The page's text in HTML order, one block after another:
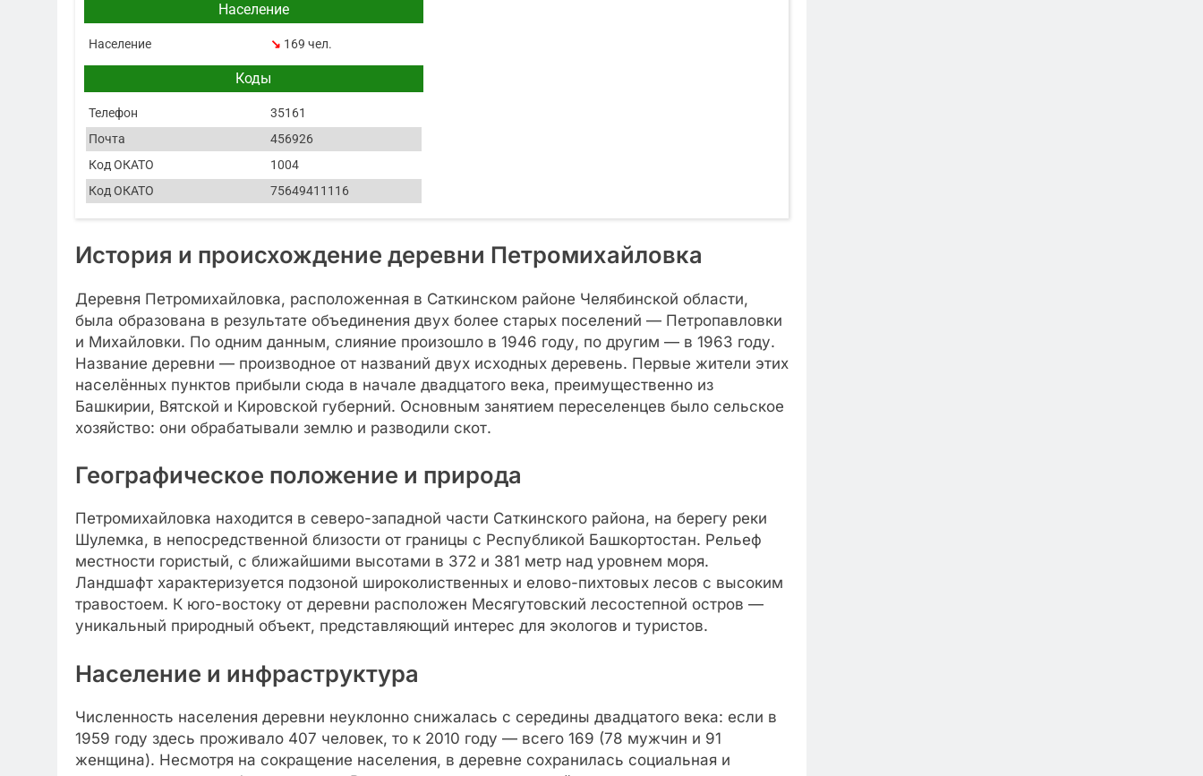
Население
Население ↘ 169 чел.
Коды
Телефон
35161
Почта
456926
Код ОКАТО
1004
Код ОКАТО
75649411116
История и происхождение деревни Петромихайловка
Деревня Петромихайловка, расположенная в Саткинском районе Челябинской области,
была образована в результате объединения двух более старых поселений — Петропавловки
и Михайловки. По одним данным, слияние произошло в 1946 году, по другим — в 1963 году.
Название деревни — производное от названий двух исходных деревень. Первые жители этих
населённых пунктов прибыли сюда в начале двадцатого века, преимущественно из
Башкирии, Вятской и Кировской губерний. Основным занятием переселенцев было сельское
хозяйство: они обрабатывали землю и разводили скот.
Географическое положение и природа
Петромихайловка находится в северо-западной части Саткинского района, на берегу реки
Шулемка, в непосредственной близости от границы с Республикой Башкортостан. Рельеф
местности гористый, с ближайшими высотами в 372 и 381 метр над уровнем моря.
Ландшафт характеризуется подзоной широколиственных и елово-пихтовых лесов с высоким
травостоем. К юго-востоку от деревни расположен Месягутовский лесостепной остров —
уникальный природный объект, представляющий интерес для экологов и туристов.
Население и инфраструктура
Численность населения деревни неуклонно снижалась с середины двадцатого века: если в
1959 году здесь проживало 407 человек, то к 2010 году — всего 169 (78 мужчин и 91
женщина). Несмотря на сокращение населения, в деревне сохранилась социальная и